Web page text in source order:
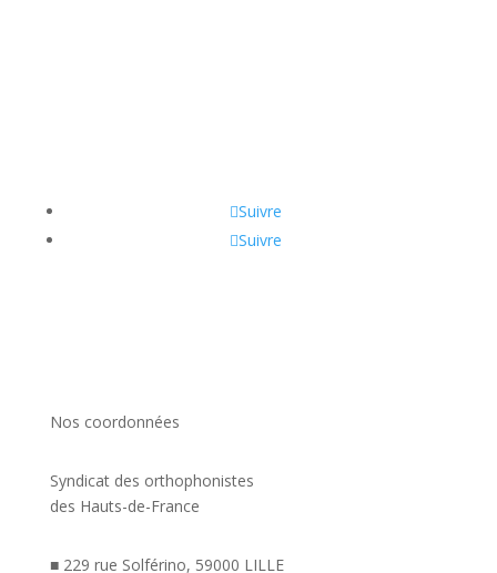
Suivre
Suivre
Nos coordonnées
Syndicat des orthophonistes
des Hauts-de-France
■ 229 rue Solférino, 59000 LILLE